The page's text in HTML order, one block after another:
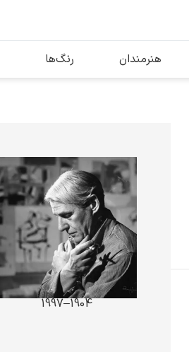
محبوب‌ترین هنرمندان
ونسان ون گوگ
هنرمندان رنگ‌ها
1904–1997